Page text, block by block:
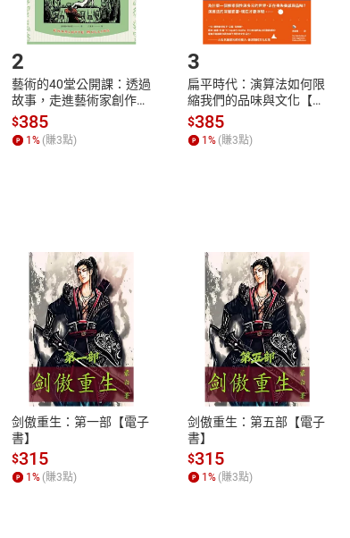
載具 Step2.登入
PAY、AFTEE
退換貨規範
本店是否提供消費者保護法七日猶
之權利，遽消費者保護法及通訊交
除權合理例外情事適用準則，依商
質各有不同規定。詳細退換貨說明
照各商品說明。
2
藝術的40堂公開課：透過
故事，走進藝術家創作現
場，看藝術如何誕生、如
何形塑人類生活【電子
書】
$385
1% (賺3點)
3
扁平時代：演算法如何限
縮我們的品味與文化【電
子書】
$385
1% (賺3點)
剑傲重生：第一部【電子
書】
$315
1 % (賺3點)
剑傲重生：第五部【電子
書】
$315
1 % (賺3點)